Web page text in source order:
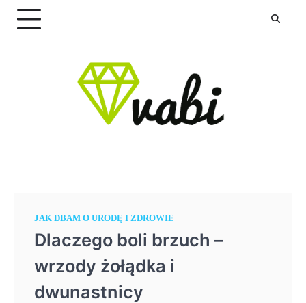
Skip
content
JAK DBAM O URODĘ I ZDROWIE
Dlaczego boli brzuch –
wrzody żołądka i
dwunastnicy